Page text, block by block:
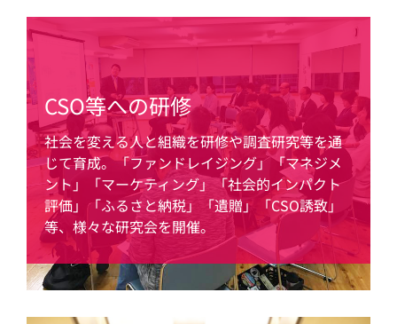
CSO等への研修
社会を変える人と組織を研修や調査研究等を通
じて育成。「ファンドレイジング」「マネジメ
ント」「マーケティング」「社会的インパクト
評価」「ふるさと納税」「遺贈」「CSO誘致」
等、様々な研究会を開催。